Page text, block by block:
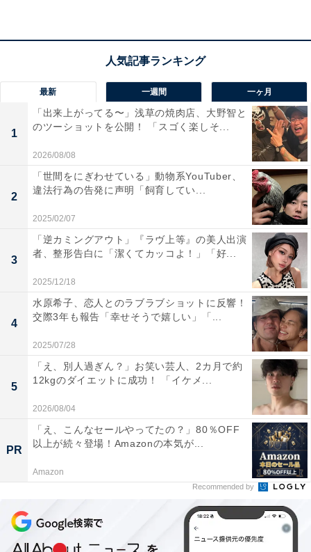
最新 一週間 一ヶ月
1
「出来上がってる〜」浅草の焼肉店、大野智と
のツーショットを公開！ 「スゴく楽しそ...
2026/08/08
2
「世間をにぎわせている」動物系YouTuber、
違法行為の告発に声明「飼育してい...
2025/02/07
3
「逆カミングアウト」『ラヴ上等』の美人出演
者、整形告白に「潔くてカッコよ！」「好...
2025/12/18
4
水原希子、恋人とのラブラブショットに反響！
交際3年も報告「幸せそうで嬉しい」「...
2025/07/28
5
「え、別人過ぎん？」お笑い芸人、2カ月で約
12kgのダイエットに成功！ 「イケメ...
2026/08/04
PR
「え、こんなセールやってたの？」80％OFF
以上が続々登場！Amazonの本気が...
Amazon
Recommended by